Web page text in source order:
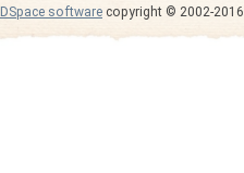
DSpace software copyright © 2002-2016